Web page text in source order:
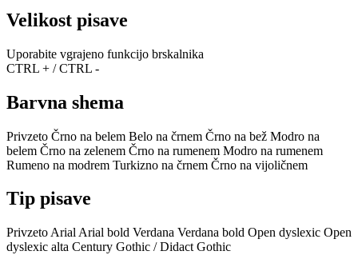
Velikost pisave
Uporabite vgrajeno funkcijo brskalnika
CTRL + / CTRL -
Barvna shema
Privzeto Črno na belem Belo na črnem Črno na bež Modro na
belem Črno na zelenem Črno na rumenem Modro na rumenem
Rumeno na modrem Turkizno na črnem Črno na vijoličnem
Tip pisave
Privzeto Arial Arial bold Verdana Verdana bold Open dyslexic Open
dyslexic alta Century Gothic / Didact Gothic